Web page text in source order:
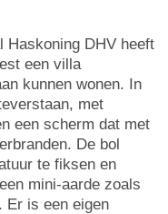
Haskoning DHV heeft
een villa
kunnen wonen. In
met
een scherm dat met
De bol
te fiksen en
mini-aarde zoals
Er is een eigen